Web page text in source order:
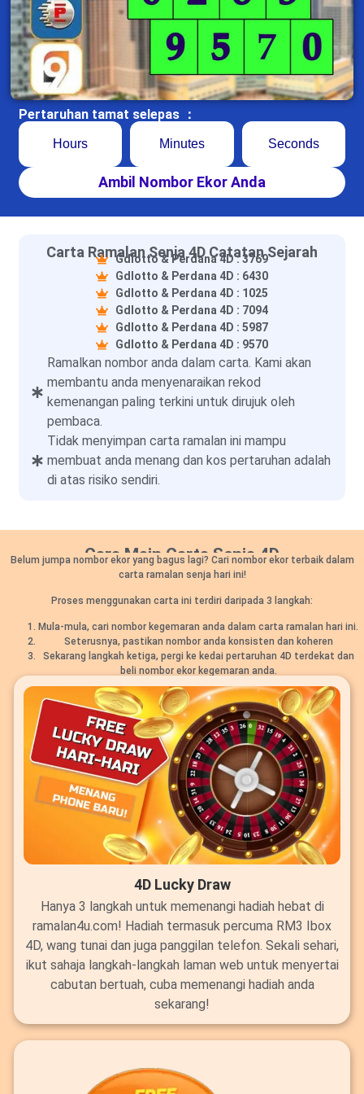
Pertaruhan tamat selepas ：
Hours Minutes Seconds
Ambil Nombor Ekor Anda
Carta Ramalan Senja 4D Catatan Sejarah
Gdlotto & Perdana 4D : 3769
Gdlotto & Perdana 4D : 6430
Gdlotto & Perdana 4D : 1025
Gdlotto & Perdana 4D : 7094
Gdlotto & Perdana 4D : 5987
Gdlotto & Perdana 4D : 9570
Ramalkan nombor anda dalam carta. Kami akan
membantu anda menyenaraikan rekod
kemenangan paling terkini untuk dirujuk oleh
pembaca.
Tidak menyimpan carta ramalan ini mampu
membuat anda menang dan kos pertaruhan adalah
di atas risiko sendiri.
Cara Main Carta Senja 4D
Belum jumpa nombor ekor yang bagus lagi? Cari nombor ekor terbaik dalam
carta ramalan senja hari ini!
Proses menggunakan carta ini terdiri daripada 3 langkah:
Mula-mula, cari nombor kegemaran anda dalam carta ramalan hari ini.
Seterusnya, pastikan nombor anda konsisten dan koheren
Sekarang langkah ketiga, pergi ke kedai pertaruhan 4D terdekat dan
beli nombor ekor kegemaran anda.
4D Lucky Draw
Hanya 3 langkah untuk memenangi hadiah hebat di
ramalan4u.com! Hadiah termasuk percuma RM3 Ibox
4D, wang tunai dan juga panggilan telefon. Sekali sehari,
ikut sahaja langkah-langkah laman web untuk menyertai
cabutan bertuah, cuba memenangi hadiah anda
sekarang!